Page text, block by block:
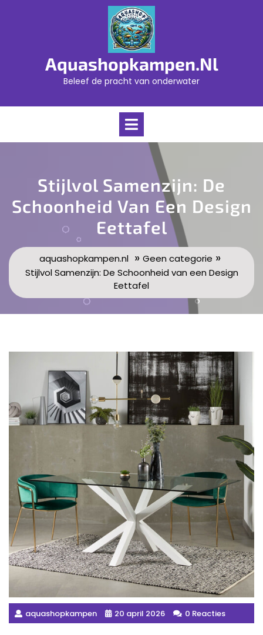
Aquashopkampen.nl
Beleef de pracht van onderwater
Open
Stijlvol Samenzijn: De
Schoonheid Van Een Design
Eettafel
aquashopkampen.nl » Geen categorie »
Stijlvol Samenzijn: De Schoonheid van een Design
Eettafel
aquashopkampen 20 april 2026 0 Reacties